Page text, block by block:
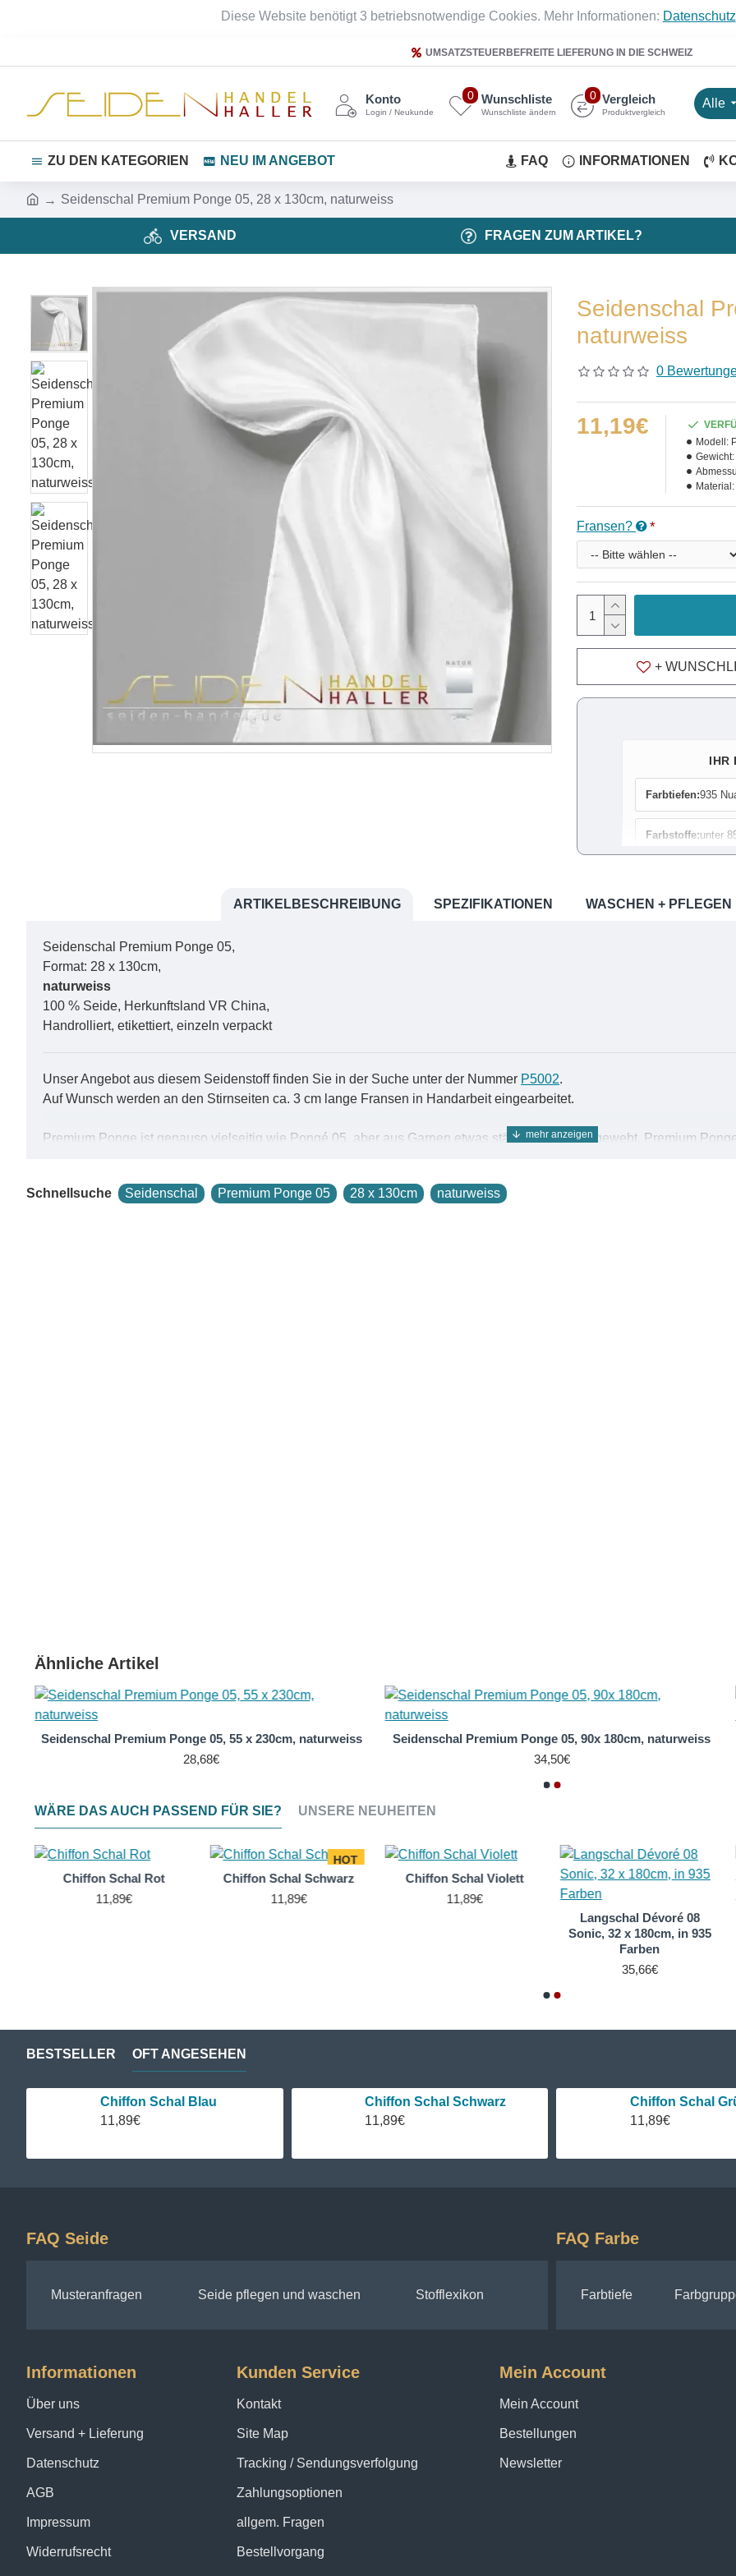
Diese Website benötigt 3 betriebsnotwendige Cookies. Mehr Informationen: Datenschutz
UMSATZSTEUERBEFREITE LIEFERUNG IN DIE SCHWEIZ
Alle
Konto
Login / Neukunde
Wunschliste
Wunschliste ändern
0 Vergleich
Produktvergleich
0
ZU DEN KATEGORIEN NEU IM ANGEBOT FAQ INFORMATIONEN
Seidenschal Premium Ponge 05, 28 x 130cm, naturweiss
VERSAND FRAGEN ZUM ARTIKEL?
Seidenschal
naturweiss
0
11,19€
Modell:
Gewicht:
Material:
Fransen?
+
IHR
Farbtiefen:935
Farbstoffe:unter
ARTIKELBESCHREIBUNG SPEZIFIKATIONEN WASCHEN + PFLEGEN
Seidenschal Premium Ponge 05,
Format: 28 x 130cm,
naturweiss
100 % Seide, Herkunftsland VR China,
Handrolliert, etikettiert, einzeln verpackt
Unser Angebot aus diesem Seidenstoff finden Sie in der Suche unter der Nummer P5002.
Auf Wunsch werden an den Stirnseiten ca. 3 cm lange Fransen in Handarbeit eingearbeitet.
Premium Ponge ist genauso vielseitig wie Pongé 05, aber aus Garnen etwas stärkerer Qualität gewebt. Premium
Schnellsuche Seidenschal Premium Ponge 05 28 x 130cm naturweiss
Ähnliche Artikel
Seidenschal Premium Ponge 05, 55 x 230cm, naturweiss
28,68€
Seidenschal Premium Ponge 05, 90x 180cm, naturweiss
34,50€
WÄRE DAS AUCH PASSEND FÜR SIE? UNSERE NEUHEITEN
Chiffon Schal Rot
11,89€
HOT
Chiffon Schal Schwarz
11,89€
Chiffon Schal Violett
11,89€
Langschal Dévoré 08
Sonic, 32 x 180cm, in 935
Farben
35,66€
BESTSELLER OFT ANGESEHEN
Chiffon Schal Blau
11,89€
Chiffon Schal Schwarz
11,89€
Chiffon Schal
11,89€
FAQ Seide
Musteranfragen Seide pflegen und waschen Stofflexikon
FAQ Farbe
Farbtiefe
Informationen
Über uns
Versand + Lieferung
Datenschutz
AGB
Impressum
Widerrufsrecht
Kunden Service
Kontakt
Site Map
Tracking / Sendungsverfolgung
Zahlungsoptionen
allgem. Fragen
Bestellvorgang
Mein Account
Mein Account
Bestellungen
Newsletter